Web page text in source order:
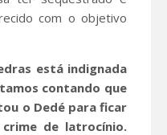
com o objetivo
está indignada
contando que
o Dedé para ficar
de latrocínio.